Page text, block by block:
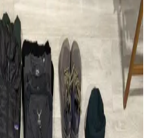
hafiflik ve
ve seyahat için optimize
ve dayanıklılığı
ve Onebag Seyahat
alanları, özellikleri ve onebag
ideal çanta seçimi ve
bilgiler sunulmaktadır.